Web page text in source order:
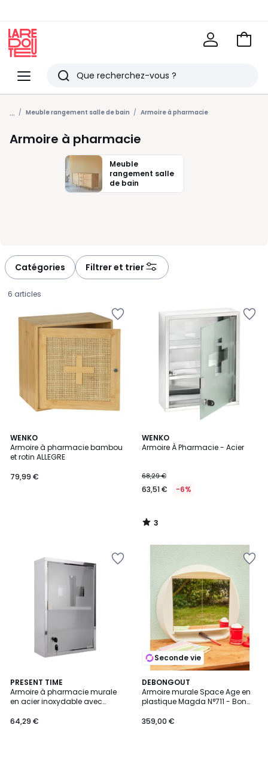
Menu
Redoute
Rechercher
Derniers
articles
vus
Voir
... Meuble rangement salle de bain Armoire à pharmacie
Armoire à pharmacie
Meuble
rangement salle
de bain
Catégories Filtrer et trier
6 articles
WENKO
Armoire à pharmacie bambou
et rotin ALLEGRE
€.
79,99 €
WENKO
Armoire À Pharmacie - Acier
68,29 €
63,51 € -6%
3
/
3
/
PRESENT TIME
Armoire à pharmacie murale
en acier inoxydable avec
64,29 €
Seconde vie
DEBONGOUT
Armoire murale Space Age en
plastique Magda N°711 - Bon
359,00 €